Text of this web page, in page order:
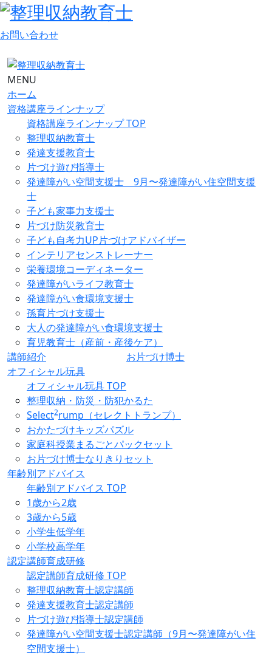
お問い合わせ
MENU
ホーム
資格講座ラインナップ
資格講座ラインナップ TOP
整理収納教育士
発達支援教育士
片づけ遊び指導士
発達障がい空間支援士 9月〜発達障がい住空間支援
士
子ども家事力支援士
片づけ防災教育士
子ども自考力UP片づけアドバイザー
インテリアセンストレーナー
栄養環境コーディネーター
発達障がいライフ教育士
発達障がい食環境支援士
孫育片づけ支援士
大人の発達障がい食環境支援士
育児教育士（産前・産後ケア）
講師紹介
お片づけ博士
オフィシャル玩具
オフィシャル玩具 TOP
整理収納・防災・防犯かるた
Select2rump（セレクトトランプ）
おかたづけキッズパズル
家庭科授業まるごとパックセット
お片づけ博士なりきりセット
年齢別アドバイス
年齢別アドバイス TOP
1歳から2歳
3歳から5歳
小学生低学年
小学校高学年
認定講師育成研修
認定講師育成研修 TOP
整理収納教育士認定講師
発達支援教育士認定講師
片づけ遊び指導士認定講師
発達障がい空間支援士認定講師（9月〜発達障がい住
空間支援士）